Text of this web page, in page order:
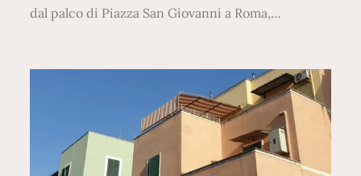
dal palco di Piazza San Giovanni a Roma,…